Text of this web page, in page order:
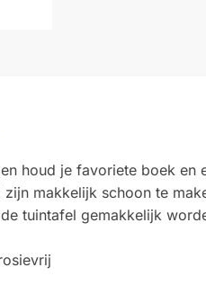
houd je favoriete boek en
makkelijk schoon te
tuintafel gemakkelijk